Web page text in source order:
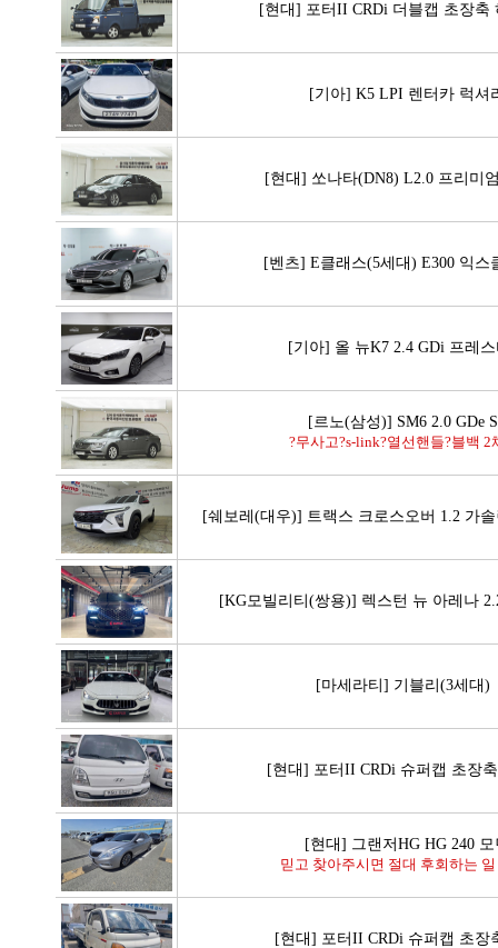
[현대] 포터II CRDi 더블캡 초장축
[기아] K5 LPI 렌터카 럭셔
[현대] 쏘나타(DN8) L2.0 프리미
[벤츠] E클래스(5세대) E300 익스
[기아] 올 뉴K7 2.4 GDi 프레
[르노(삼성)] SM6 2.0 GDe
?무사고?s-link?열선핸들?블백 2
[쉐보레(대우)] 트랙스 크로스오버 1.2 가
[KG모빌리티(쌍용)] 렉스턴 뉴 아레나
[마세라티] 기블리(3세대)
[현대] 포터II CRDi 슈퍼캡 초장
[현대] 그랜저HG HG 240 모
믿고 찾아주시면 절대 후회하는 일
[현대] 포터II CRDi 슈퍼캡 초장